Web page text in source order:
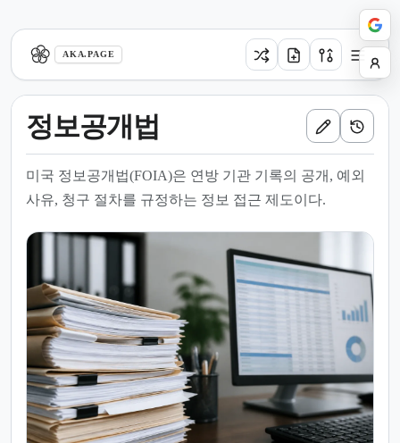
AKA.PAGE
정보공개법
미국 정보공개법(FOIA)은 연방 기관 기록의 공개, 예외
사유, 청구 절차를 규정하는 정보 접근 제도이다.